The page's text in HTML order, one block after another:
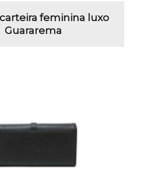
feminina luxo
Guararema